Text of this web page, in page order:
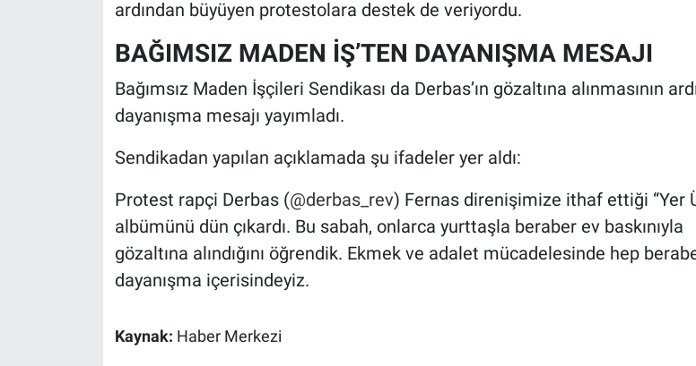
ardından büyüyen protestolara destek de veriyordu.
BAĞIMSIZ MADEN İŞ’TEN DAYANIŞMA MESAJI
Bağımsız Maden İşçileri Sendikası da Derbas’ın gözaltına alınmasının
dayanışma mesajı yayımladı.
Sendikadan yapılan açıklamada şu ifadeler yer aldı:
Protest rapçi Derbas (@derbas_rev) Fernas direnişimize ithaf ettiği “Yer
albümünü dün çıkardı. Bu sabah, onlarca yurttaşla beraber ev baskınıyla
gözaltına alındığını öğrendik. Ekmek ve adalet mücadelesinde hep
dayanışma içerisindeyiz.
Kaynak: Haber Merkezi
Türkiye'nin Geleceği
Türkiye'nin Gündemi
Yerel Gündem
Canlı Yayın